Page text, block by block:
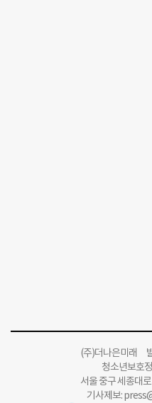
(주)더나은미래
청소년보호
서울 중구 세종대
기사제보: